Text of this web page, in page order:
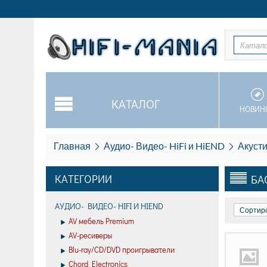
КАТАЛОГ
Главная Аудио- Видео- HiFi и HiEND
КАТЕГОРИИ
АУДИО- ВИДЕО- HIFI И HIEND
AV мебель Premium
AV-ресиверы
Blu-ray/CD/DVD проигрыватели
Chord Electronics